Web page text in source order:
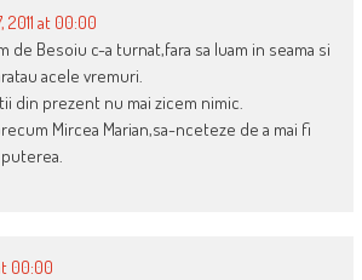
2011 at 00:00
de Besoiu c-a turnat,fara sa luam in seama si
acele vremuri.
din prezent nu mai zicem nimic.
Mircea Marian,sa-nceteze de a mai fi
00:00